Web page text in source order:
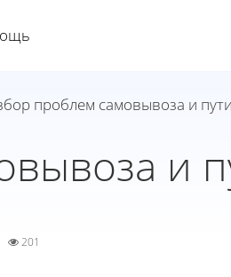
проблем самовывоза и
и
201